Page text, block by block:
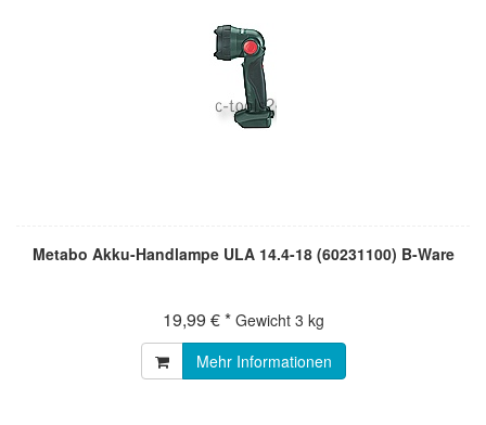
Metabo Akku-Handlampe ULA 14.4-18 (60231100) B-Ware
19,99 € * Gewicht 3 kg
Mehr Informationen